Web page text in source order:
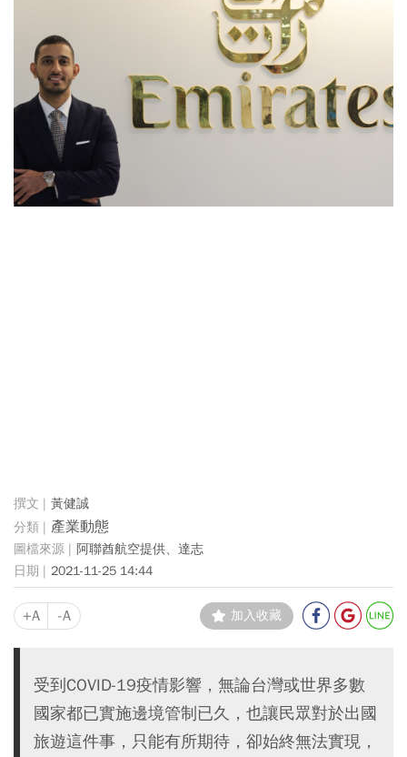
黃健誠
產業動態
阿聯酋航空提供、達志
2021-11-25 14:44
+A -A 加入收藏
受到COVID-19疫情影響，無論台灣或世界多數
國家都已實施邊境管制已久，也讓民眾對於出國
旅遊這件事，只能有所期待，卻始終無法實現，